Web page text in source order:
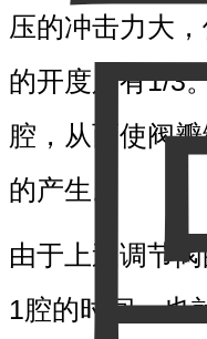
压的冲击力大
的开度只有1/3
腔，从而使阀
的产生。
由于上述调节
1腔的时间，也